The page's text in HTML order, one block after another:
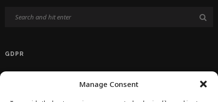
Manage Consent
GDPR